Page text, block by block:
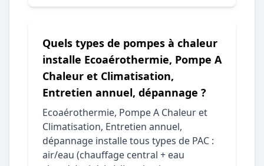
Quels types de pompes à chaleur
installe Ecoaérothermie, Pompe A
Chaleur et Climatisation,
Entretien annuel, dépannage ?
Ecoaérothermie, Pompe A Chaleur et
Climatisation, Entretien annuel,
dépannage installe tous types de PAC :
air/eau (chauffage central + eau